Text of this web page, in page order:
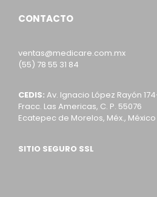
CONTACTO
ventas@medicare.com.mx
(55) 78 55 31 84
CEDIS: Av. Ignacio López Rayón
Fracc. Las Americas, C. P. 55076
Ecatepec de Morelos, Méx., México
SITIO SEGURO SSL